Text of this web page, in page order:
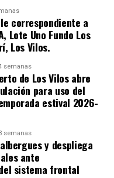
correspondiente a
Lote Uno Fundo Los
Los Vilos.
semanas
de Los Vilos abre
para uso del
estival 2026-
semanas
y despliega
ante
sistema frontal